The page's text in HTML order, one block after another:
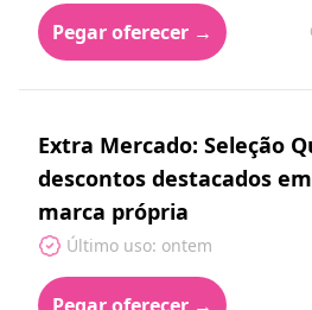
Pegar oferecer →
Extra Mercado: Seleção
descontos destacados
marca própria
Último uso: ontem